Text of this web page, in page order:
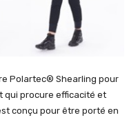
Polartec® Shearling pour
qui procure efficacité et
conçu pour être porté en